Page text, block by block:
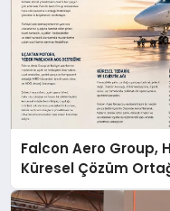
Falcon Aero Group,
Küresel Çözüm